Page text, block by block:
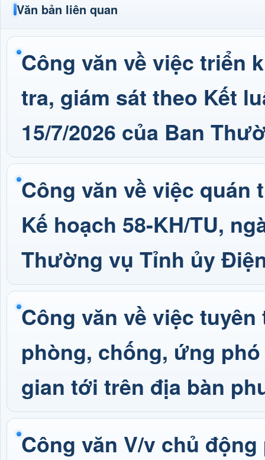
Văn bản liên quan
Công văn về việc triển
tra, giám sát theo Kết
15/7/2026 của Ban
Công văn về việc
Kế hoạch 58-KH/TU,
Thường vụ Tỉnh ủy
Công văn về việc
phòng, chống, ứng
gian tới trên địa bàn
Công văn V/v chủ